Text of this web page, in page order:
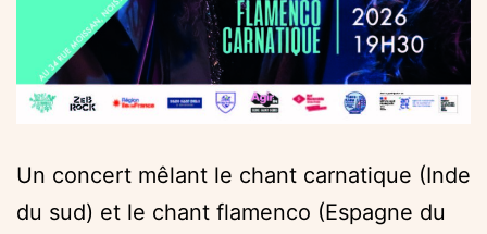
Un concert mêlant le chant carnatique (Inde
du sud) et le chant flamenco (Espagne du